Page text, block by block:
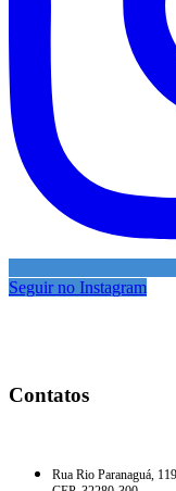
Seguir no Instagram
Contatos
Rua Rio Paranaguá,